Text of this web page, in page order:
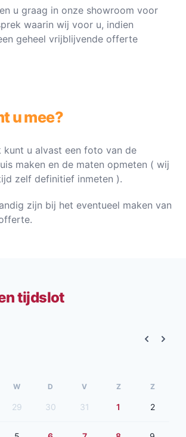
u graag in onze showroom voor
waarin wij voor u, indien
geheel vrijblijvende offerte
u mee?
kunt u alvast een foto van de
maken en de maten opmeten ( wij
zelf definitief inmeten ).
zijn bij het eventueel maken van
tijdslot
W D V Z Z
29 30 31 1 2